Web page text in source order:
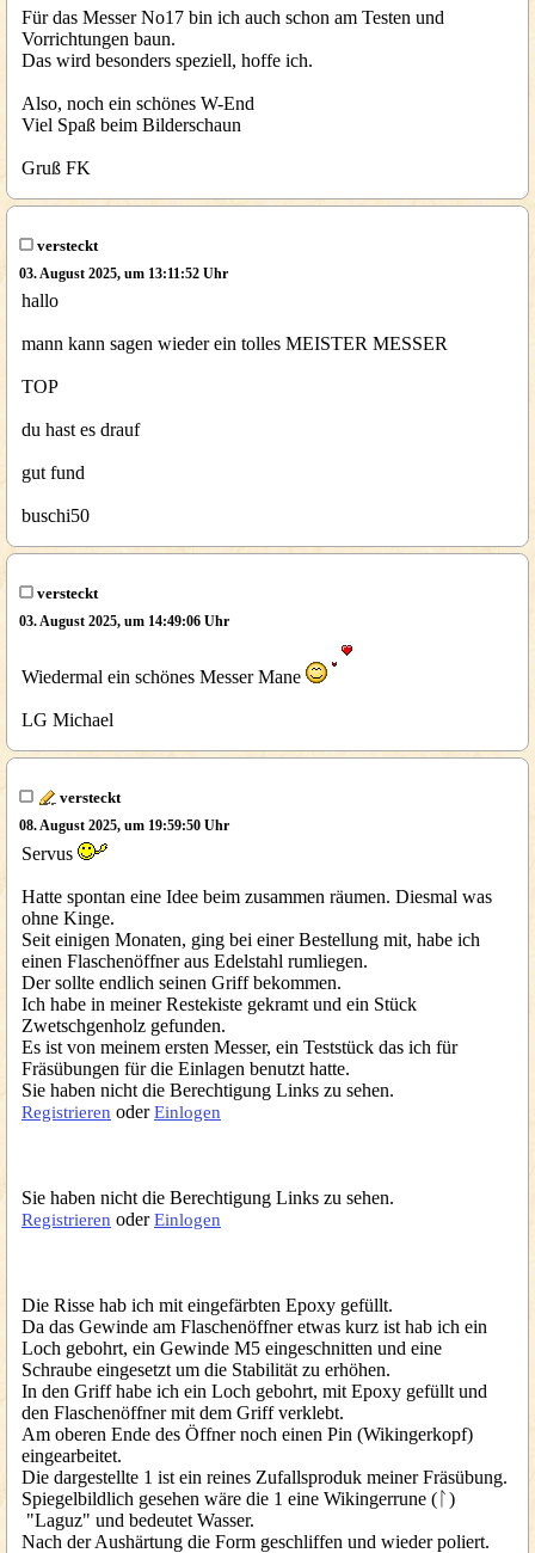
Für das Messer No17 bin ich auch schon am Testen und
Vorrichtungen baun.
Das wird besonders speziell, hoffe ich.
Also, noch ein schönes W-End
Viel Spaß beim Bilderschaun
Gruß FK
versteckt
03. August 2025, um 13:11:52 Uhr
hallo
mann kann sagen wieder ein tolles MEISTER MESSER
TOP
du hast es drauf
gut fund
buschi50
versteckt
03. August 2025, um 14:49:06 Uhr
Wiedermal ein schönes Messer Mane
LG Michael
versteckt
08. August 2025, um 19:59:50 Uhr
Servus
Hatte spontan eine Idee beim zusammen räumen. Diesmal was
ohne Kinge.
Seit einigen Monaten, ging bei einer Bestellung mit, habe ich
einen Flaschenöffner aus Edelstahl rumliegen.
Der sollte endlich seinen Griff bekommen.
Ich habe in meiner Restekiste gekramt und ein Stück
Zwetschgenholz gefunden.
Es ist von meinem ersten Messer, ein Teststück das ich für
Fräsübungen für die Einlagen benutzt hatte.
Sie haben nicht die Berechtigung Links zu sehen.
Registrieren oderEinlogen
Sie haben nicht die Berechtigung Links zu sehen.
Registrieren oderEinlogen
Die Risse hab ich mit eingefärbten Epoxy gefüllt.
Da das Gewinde am Flaschenöffner etwas kurz ist hab ich ein
Loch gebohrt, ein Gewinde M5 eingeschnitten und eine
Schraube eingesetzt um die Stabilität zu erhöhen.
In den Griff habe ich ein Loch gebohrt, mit Epoxy gefüllt und
den Flaschenöffner mit dem Griff verklebt.
Am oberen Ende des Öffner noch einen Pin (Wikingerkopf)
eingearbeitet.
Die dargestellte 1 ist ein reines Zufallsproduk meiner Fräsübung.
Spiegelbildlich gesehen wäre die 1 eine Wikingerrune (ᛚ)
"Laguz" und bedeutet Wasser.
Nach der Aushärtung die Form geschliffen und wieder poliert.